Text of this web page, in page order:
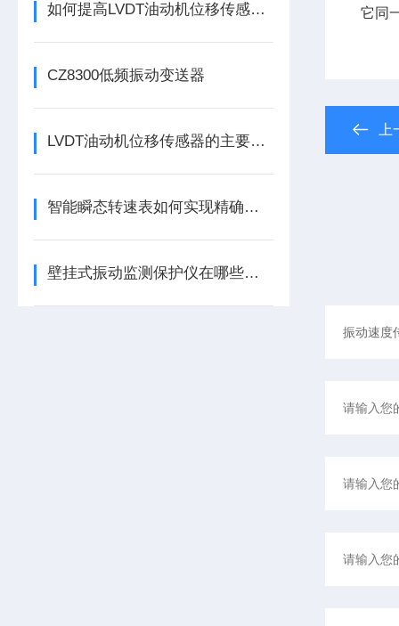
如何提高LVDT油动机位移传感器的精度？
CZ8300低频振动变送器
LVDT油动机位移传感器的主要作用是什么？
智能瞬态转速表如何实现精确测量？
壁挂式振动监测保护仪在哪些领域有广泛应用？
它同